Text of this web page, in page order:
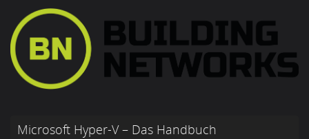
Microsoft Hyper-V – Das Handbuch